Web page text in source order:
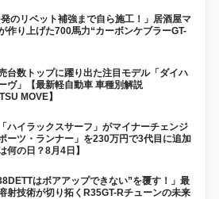
発のリベット補強まで自ら施工！」居酒屋マ
作り上げた700馬力“カーボンケブラーGT-
台数トップに躍り出た注目モデル「ダイハ
ヴ」【最新軽自動車 車種別解説
MOVE】
ハイラックスサーフ」がマイナーチェンジ
ーツ・ランナー」を230万円で3代目に追加
何の日？8月4日】
はボアアップできない”を覆す！」最
射技術が切り拓くR35GT-Rチューンの未来